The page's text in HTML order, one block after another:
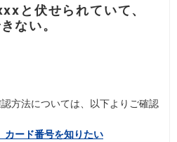
と伏せられていて、
ない。
方法については、以下よりご確認
カード番号を知りたい